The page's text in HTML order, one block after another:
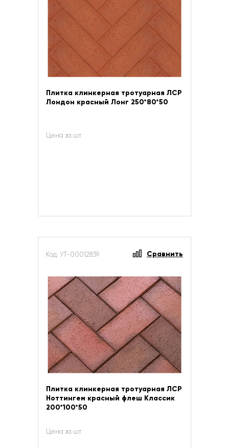
Плитка клинкерная тротуарная ЛСР
Лондон красный Лонг 250*80*50
Цена за шт
Код: УТ-00012839 Сравнить
Плитка клинкерная тротуарная ЛСР
Ноттингем красный флеш Классик
200*100*50
Цена за шт